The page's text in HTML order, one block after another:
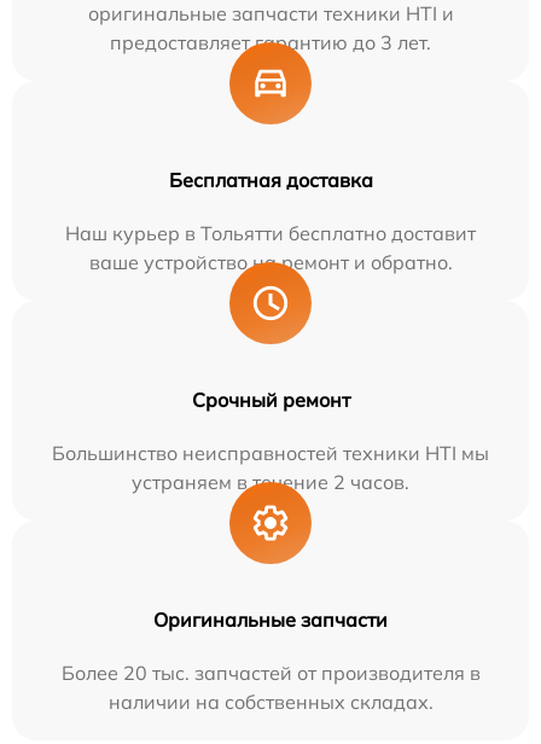
оригинальные запчасти техники HTI и
предоставляет гарантию до 3 лет.
Бесплатная доставка
Наш курьер в Тольятти бесплатно доставит
ваше устройство на ремонт и обратно.
Срочный ремонт
Большинство неисправностей техники HTI мы
устраняем в течение 2 часов.
Оригинальные запчасти
Более 20 тыс. запчастей от производителя в
наличии на собственных складах.